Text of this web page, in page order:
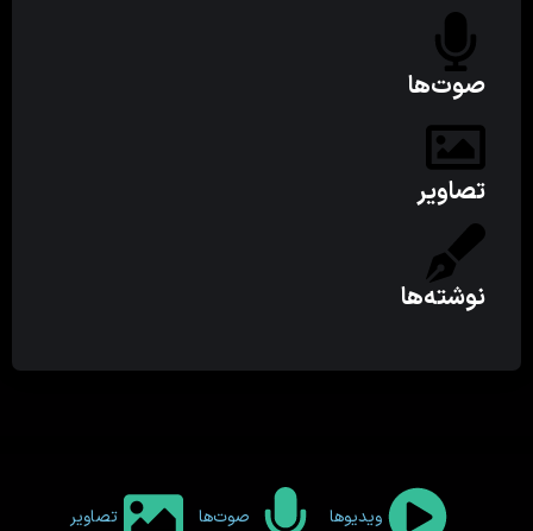
صوت‌ها
تصاویر
نوشته‌ها
ویدیوها صوت‌ها تصاویر